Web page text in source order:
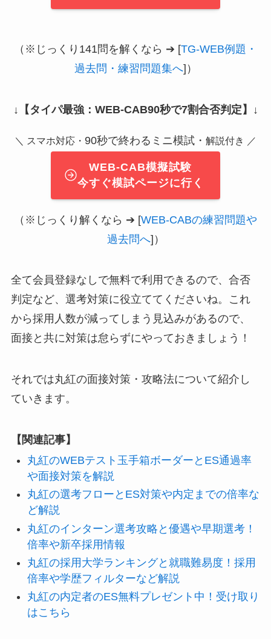
（※じっくり141問を解くなら ➔ [TG-WEB例題・
過去問・練習問題集へ]）
↓ 【タイパ最強：WEB-CAB90秒で7割合否判定】 ↓
＼ スマホ対応・ 90秒で終わるミニ模試・ 解説付き ／
WEB-CAB模擬試験
今すぐ模試ページに行く
（※じっくり解くなら ➔ [WEB-CABの練習問題や
過去問へ]）
全て会員登録なしで無料で利用できるので、合否
判定など、選考対策に役立ててくださいね。これ
から採用人数が減ってしまう見込みがあるので、
面接と共に対策は怠らずにやっておきましょう！
それでは丸紅の面接対策・攻略法について紹介し
ていきます。
【関連記事】
丸紅のWEBテスト玉手箱ボーダーとES通過率
や面接対策を解説
丸紅の選考フローとES対策や内定までの倍率な
ど解説
丸紅のインターン選考攻略と優遇や早期選考！
倍率や新卒採用情報
丸紅の採用大学ランキングと就職難易度！採用
倍率や学歴フィルターなど解説
丸紅の内定者のES無料プレゼント中！受け取り
はこちら